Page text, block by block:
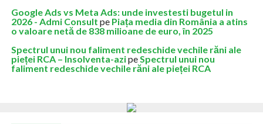
Google Ads vs Meta Ads: unde investesti bugetul in
2026 - Admi Consult pe Piața media din România a atins
o valoare netă de 838 milioane de euro, în 2025
Spectrul unui nou faliment redeschide vechile răni ale
pieței RCA – Insolventa-azipeSpectrul unui nou
faliment redeschide vechile răni ale pieței RCA